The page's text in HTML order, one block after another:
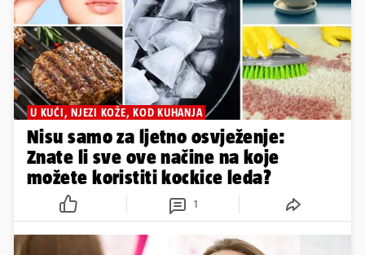
U KUĆI, NJEZI KOŽE, KOD KUHANJA
Nisu samo za ljetno osvježenje:
Znate li sve ove načine na koje
možete koristiti kockice leda?
1